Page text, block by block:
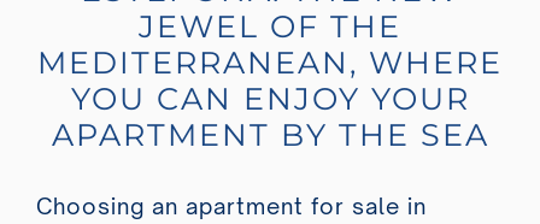
JEWEL OF THE
MEDITERRANEAN, WHERE
YOU CAN ENJOY YOUR
APARTMENT BY THE SEA
Choosing an apartment for sale in